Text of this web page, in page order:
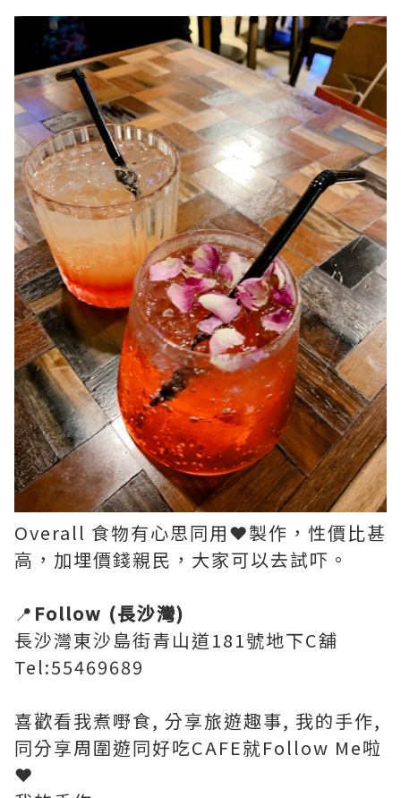
Overall 食物有心思同用❤️製作，性價比甚
高，加埋價錢親民，大家可以去試吓。
📍 Follow (長沙灣)
長沙灣東沙島街青山道181號地下C舖
Tel:55469689
喜歡看我煮嘢食, 分享旅遊趣事, 我的手作,
同分享周圍遊同好吃CAFE就Follow Me啦
❤️